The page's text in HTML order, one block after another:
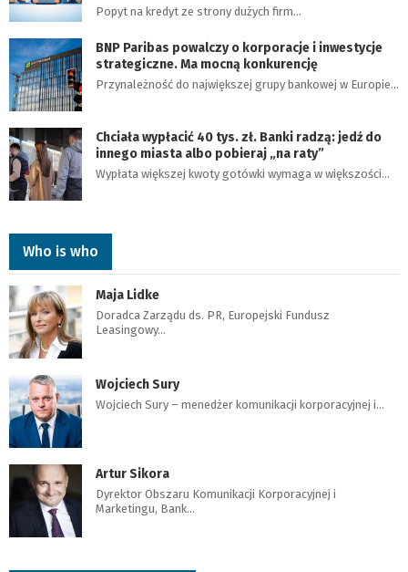
Popyt na kredyt ze strony dużych firm…
BNP Paribas powalczy o korporacje i inwestycje
strategiczne. Ma mocną konkurencję
Przynależność do największej grupy bankowej w Europie…
Chciała wypłacić 40 tys. zł. Banki radzą: jedź do
innego miasta albo pobieraj „na raty”
Wypłata większej kwoty gotówki wymaga w większości…
Who is who
Maja Lidke
Doradca Zarządu ds. PR, Europejski Fundusz
Leasingowy…
Wojciech Sury
Wojciech Sury – menedżer komunikacji korporacyjnej i…
Artur Sikora
Dyrektor Obszaru Komunikacji Korporacyjnej i
Marketingu, Bank…